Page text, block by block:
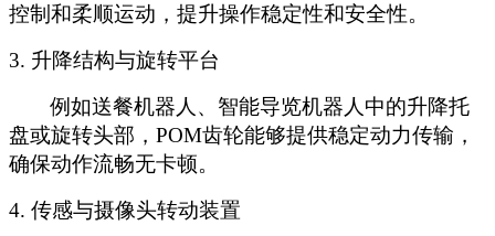
控制和柔顺运动，提升操作稳定性和安全性。
3. 升降结构与旋转平台
例如送餐机器人、智能导览机器人中的升降托
盘或旋转头部， POM齿轮能够提供稳定动力传输，
确保动作流畅无卡顿。
4. 传感与摄像头转动装置